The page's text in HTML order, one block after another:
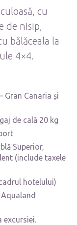
cu
de nisip,
bălăceala la
4×4.
Gran Canaria și
de cală 20 kg
Superior,
(include taxele
hotelului)
excursiei.